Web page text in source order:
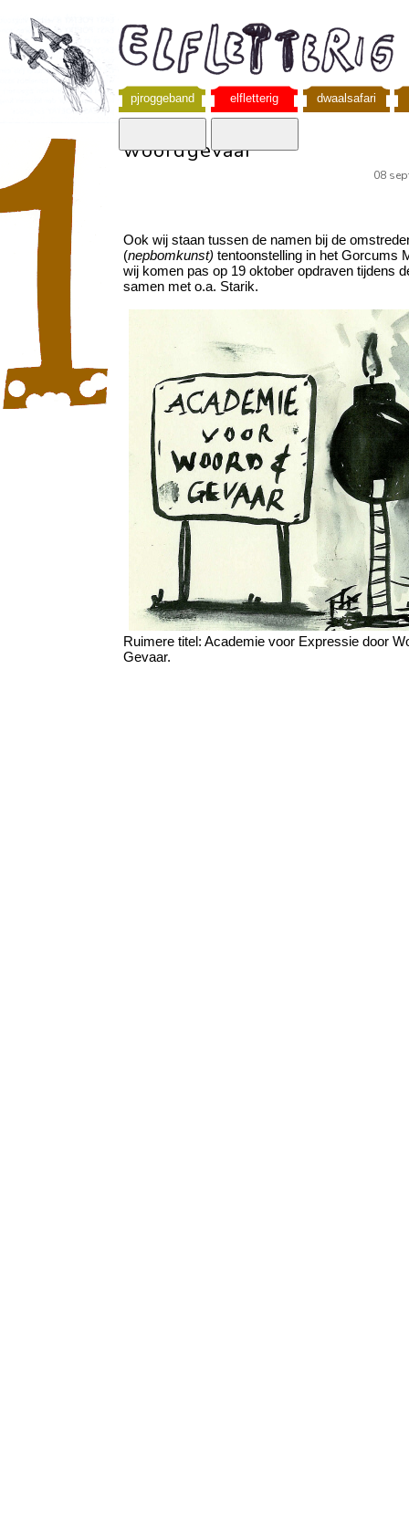
pjroggeband elfletterig dwaalsafari
woordgevaar
08
Ook wij staan tussen de namen bij de
(nepbomkunst) tentoonstelling in het Gorcums
wij komen pas op 19 oktober opdraven tijdens
samen met o.a. Starik.
Ruimere titel: Academie voor Expressie door
Gevaar.